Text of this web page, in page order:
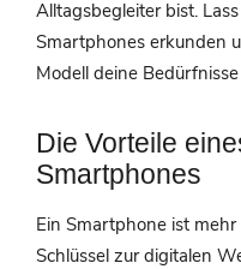
Alltagsbegleiter bist.
Smartphones erkunden
Modell deine
Die Vorteile
Smartphones
Ein Smartphone ist
Schlüssel zur digitalen